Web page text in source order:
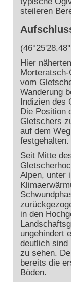
steileren
Hier
vom
Wanderung
Indizien des
Die Position
Gletschers
auf dem
festgehalten.
Seit Mitte
Alpen, unter
in den
ungehindert
deutlich sind
zu sehen.
bereits die
Böden.